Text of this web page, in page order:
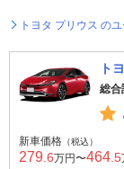
トヨタ プリウス の
ト
総合
新車価格 （税込）
279 .6万円〜464 .5